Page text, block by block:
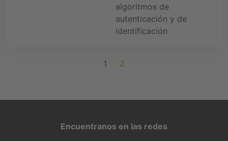
algoritmos de
autenticación y de
identificación
1 2
Encuentranos en las redes